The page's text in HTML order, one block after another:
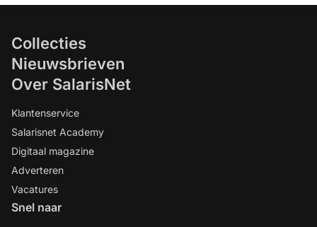
Collecties
Nieuwsbrieven
Over SalarisNet
Klantenservice
Salarisnet Academy
Digitaal magazine
Adverteren
Vacatures
Snel naar